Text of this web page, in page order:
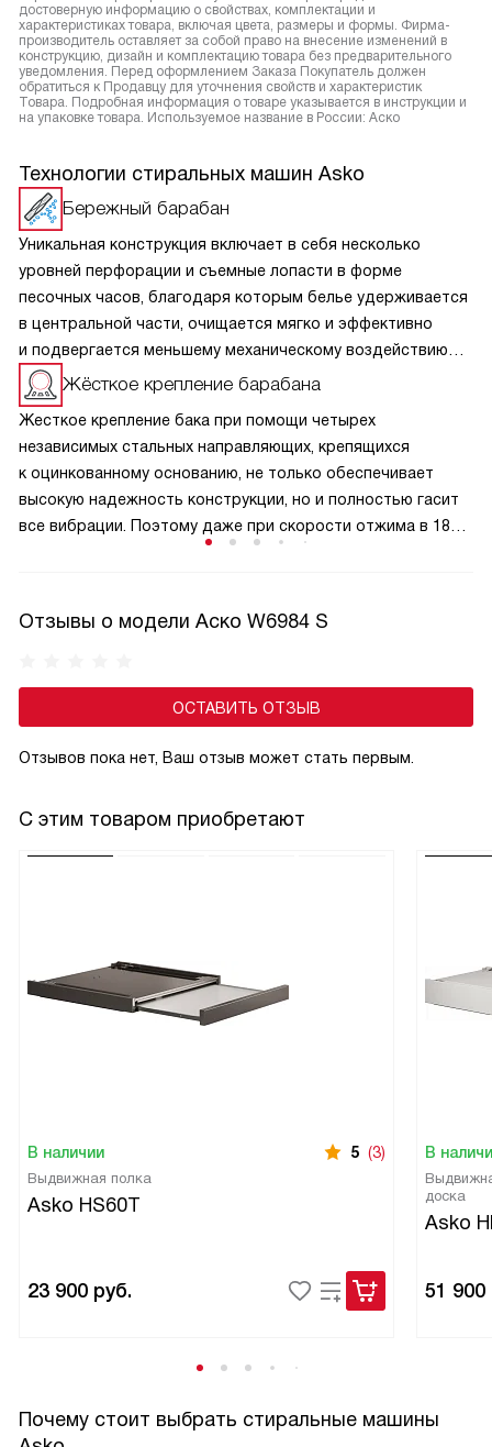
достоверную информацию о свойствах, комплектации и
характеристиках товара, включая цвета, размеры и формы. Фирма-
производитель оставляет за собой право на внесение изменений в
конструкцию, дизайн и комплектацию товара без предварительного
уведомления. Перед оформлением Заказа Покупатель должен
обратиться к Продавцу для уточнения свойств и характеристик
Товара. Подробная информация о товаре указывается в инструкции и
на упаковке товара. Используемое название в России: Аско
Технологии стиральных машин Asko
Бережный барабан
Уникальная конструкция включает в себя несколько
уровней перфорации и съемные лопасти в форме
песочных часов, благодаря которым белье удерживается
в центральной части, очищается мягко и эффективно
и подвергается меньшему механическому воздействию
при высоком качестве стирки. Так же это обеспечивает
равновесие и устойчивость даже на высокой скорости
отжима.
Жёсткое крепление барабана
Жесткое крепление бака при помощи четырех
независимых стальных направляющих, крепящихся
к оцинкованному основанию, не только обеспечивает
высокую надежность конструкции, но и полностью гасит
все вибрации. Поэтому даже при скорости отжима в 1800
Отзывы о модели Аско W6984 S
ОСТАВИТЬ ОТЗЫВ
Отзывов пока нет, Ваш отзыв может стать первым.
С этим товаром приобретают
В наличии 5 (3)
Выдвижная полка
Asko HS60T
23 900 руб.
В
доска
Asko
51 900
Почему стоит выбрать стиральные машины